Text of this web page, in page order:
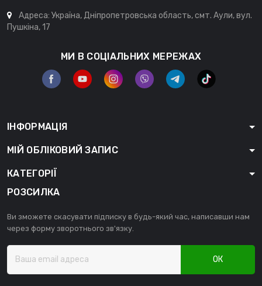
Адреса: Україна, Дніпропетровська область, смт. Аули, вул.
Пушкіна, 17
МИ В СОЦІАЛЬНИХ МЕРЕЖАХ
ІНФОРМАЦІЯ
МІЙ ОБЛІКОВИЙ ЗАПИС
КАТЕГОРІЇ
РОЗСИЛКА
Ви зможете скасувати підписку в будь-який час, написавши нам
через форму зворотнього зв'язку.
ОК